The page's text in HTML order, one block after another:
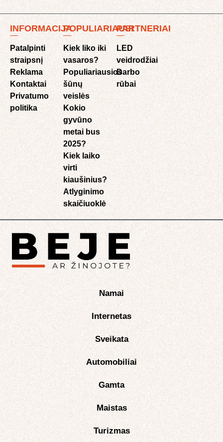
INFORMACIJA
Patalpinti
straipsnį
Reklama
Kontaktai
Privatumo
politika
POPULIARIAUSI
Kiek liko iki
vasaros?
Populiariausios
šūnų
veislės
Kokio
gyvūno
metai bus
2025?
Kiek laiko
virti
kiaušinius?
Atlyginimo
skaičiuoklė​
PARTNERIAI
LED
veidrodžiai
Darbo
rūbai
Namai
Internetas
Sveikata
Automobiliai
Gamta
Maistas
Turizmas